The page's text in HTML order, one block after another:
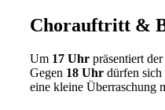
Chorauftritt &
Um 17 Uhr präsentiert der
Gegen 18 Uhr dürfen sich
eine kleine Überraschung